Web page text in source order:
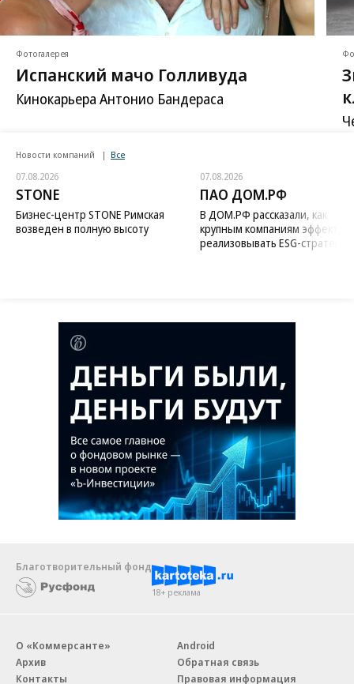
Фотогалерея
Испанский мачо Голливуда
Кинокарьера Антонио Бандераса
Новости компаний Все
07.08.2026
STONE
Бизнес-центр STONE Римская
возведен в полную высоту
07.08.2026
ПАО ДОМ.РФ
В ДОМ.РФ рассказали, как
крупным компаниям
реализовывать ESG-стратегию
Благотворительный фонд
18+ реклама
О «Коммерсанте»
Архив
Контакты
Android
Обратная связь
Правовая информация